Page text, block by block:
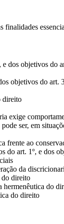
finalidades
dos objetivos
objetivos do
direito
exige
ser, em
frente ao
do art. 1º, e dos
da
direito
hermenêutica do
do direito